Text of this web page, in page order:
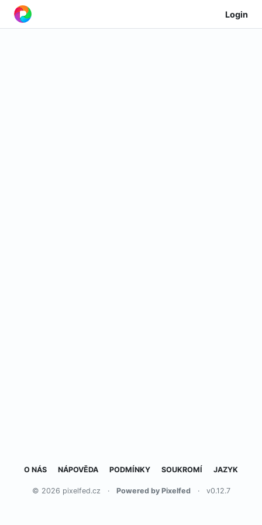
Login
O NÁS NÁPOVĚDA PODMÍNKY SOUKROMÍ JAZYK
© 2026 pixelfed.cz · Powered by Pixelfed · v0.12.7